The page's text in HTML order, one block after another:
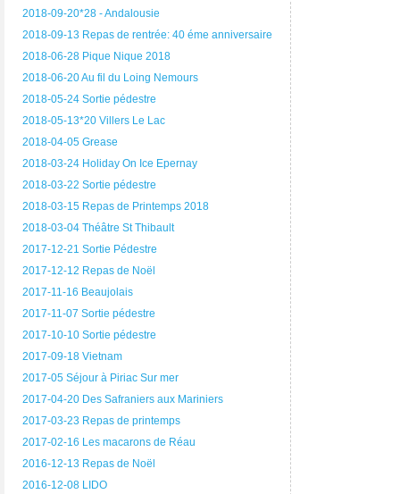
2018-09-20*28 - Andalousie
2018-09-13 Repas de rentrée: 40 éme anniversaire
2018-06-28 Pique Nique 2018
2018-06-20 Au fil du Loing Nemours
2018-05-24 Sortie pédestre
2018-05-13*20 Villers Le Lac
2018-04-05 Grease
2018-03-24 Holiday On Ice Epernay
2018-03-22 Sortie pédestre
2018-03-15 Repas de Printemps 2018
2018-03-04 Théâtre St Thibault
2017-12-21 Sortie Pédestre
2017-12-12 Repas de Noël
2017-11-16 Beaujolais
2017-11-07 Sortie pédestre
2017-10-10 Sortie pédestre
2017-09-18 Vietnam
2017-05 Séjour à Piriac Sur mer
2017-04-20 Des Safraniers aux Mariniers
2017-03-23 Repas de printemps
2017-02-16 Les macarons de Réau
2016-12-13 Repas de Noël
2016-12-08 LIDO